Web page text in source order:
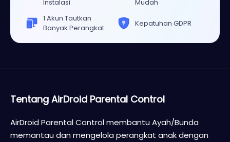
Instalasi
Mudah
1 Akun Tautkan
Banyak Perangkat
Kepatuhan GDPR
Tentang AirDroid Parental Control
AirDroid Parental Control membantu Ayah/Bunda
memantau dan mengelola perangkat anak dengan